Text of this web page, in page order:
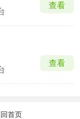
查看
查看
首页